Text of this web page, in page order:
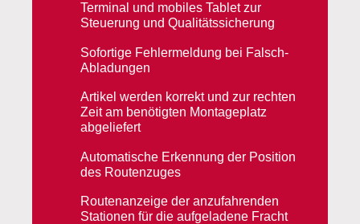
Terminal und mobiles Tablet zur
Steuerung und Qualitätssicherung
Sofortige Fehlermeldung bei Falsch-
Abladungen
Artikel werden korrekt und zur rechten
Zeit am benötigten Montageplatz
abgeliefert
Automatische Erkennung der Position
des Routenzuges
Routenanzeige der anzufahrenden
Stationen für die aufgeladene Fracht